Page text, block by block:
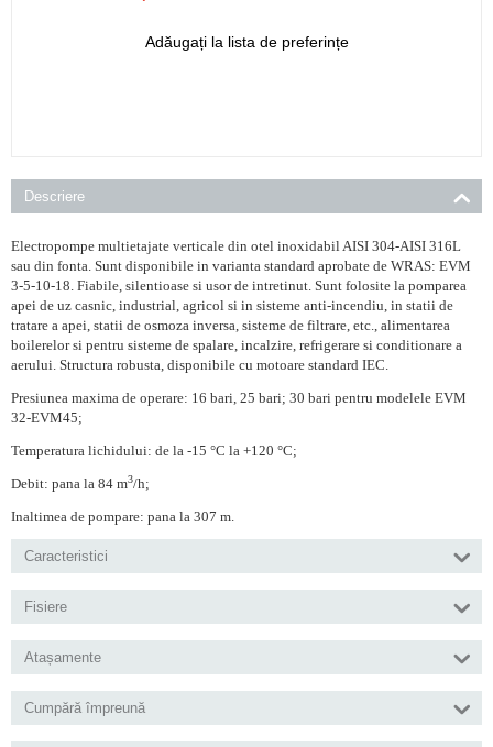
Adăugați la lista de preferințe
Descriere
Electropompe multietajate verticale din otel inoxidabil AISI 304-AISI 316L
sau din fonta. Sunt disponibile in varianta standard aprobate de WRAS: EVM
3-5-10-18. Fiabile, silentioase si usor de intretinut. Sunt folosite la pomparea
apei de uz casnic, industrial, agricol si in sisteme anti-incendiu, in statii de
tratare a apei, statii de osmoza inversa, sisteme de filtrare, etc., alimentarea
boilerelor si pentru sisteme de spalare, incalzire, refrigerare si conditionare a
aerului. Structura robusta, disponibile cu motoare standard IEC.
Presiunea maxima de operare: 16 bari, 25 bari; 30 bari pentru modelele EVM
32-EVM45;
Temperatura lichidului: de la -15 °C la +120 °C;
Debit: pana la 84 m3/h;
Inaltimea de pompare: pana la 307 m.
Caracteristici
Fisiere
Atașamente
Cumpără împreună